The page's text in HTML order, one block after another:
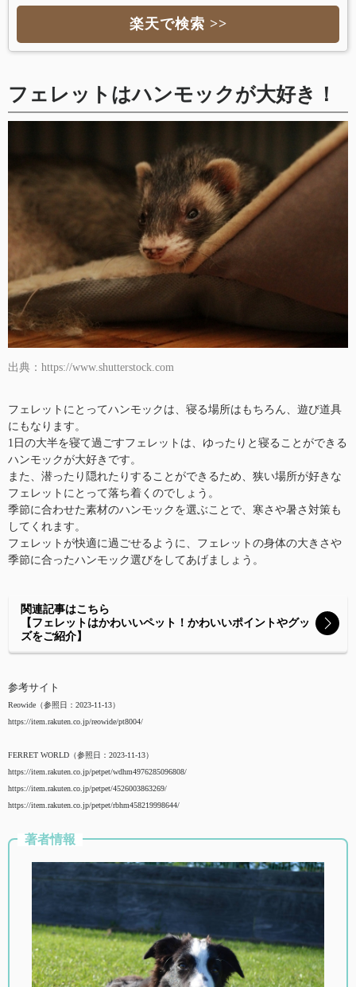
楽天で検索 >>
フェレットはハンモックが大好き！
出典：https://www.shutterstock.com
フェレットにとってハンモックは、寝る場所はもちろん、遊び道具
にもなります。
1日の大半を寝て過ごすフェレットは、ゆったりと寝ることができる
ハンモックが大好きです。
また、潜ったり隠れたりすることができるため、狭い場所が好きな
フェレットにとって落ち着くのでしょう。
季節に合わせた素材のハンモックを選ぶことで、寒さや暑さ対策も
してくれます。
フェレットが快適に過ごせるように、フェレットの身体の大きさや
季節に合ったハンモック選びをしてあげましょう。
関連記事はこちら
【フェレットはかわいいペット！かわいいポイントやグッ
ズをご紹介】
参考サイト
Reowide（参照日：2023-11-13）
https://item.rakuten.co.jp/reowide/pt8004/
FERRET WORLD（参照日：2023-11-13）
https://item.rakuten.co.jp/petpet/wdhm4976285096808/
https://item.rakuten.co.jp/petpet/4526003863269/
https://item.rakuten.co.jp/petpet/rbhm458219998644/
著者情報